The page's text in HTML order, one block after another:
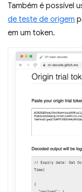
Também é possível
de teste de origem
em um token.